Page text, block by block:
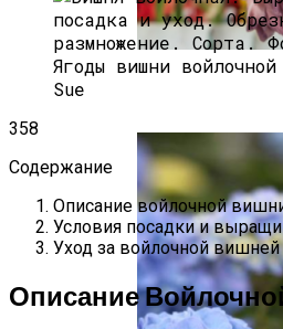
Как Вырастить
Ягоды вишни
Sue
358
Содержание
Описание войлочной
Условия посадки и
Уход за войлочной вишней
Описание